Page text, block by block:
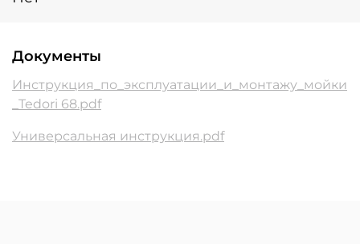
Документы
Инструкция_по_эксплуатации_и_монтажу_мойки
_Tedori 68.pdf
Универсальная инструкция.pdf